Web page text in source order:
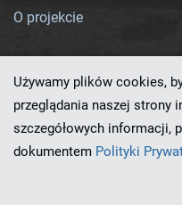
O projekcie
Ten serwis działa dzięki
Używamy plików cookies,
przeglądania naszej strony
szczegółowych informacji,
dokumentem Polityki